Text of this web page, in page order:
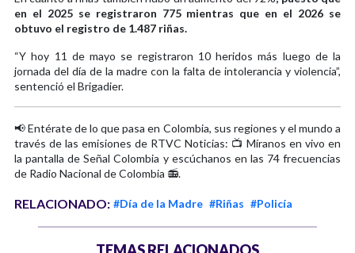
en el 2025 se registraron 775 mientras que en el 2026 se
obtuvo el registro de 1.487 riñas.
“Y hoy 11 de mayo se registraron 10 heridos más luego de la
jornada del día de la madre con la falta de intolerancia y violencia”,
sentenció el Brigadier.
📢 Entérate de lo que pasa en Colombia, sus regiones y el mundo a
través de las emisiones de RTVC Noticias: 📺 Míranos en vivo en
la pantalla de Señal Colombia y escúchanos en las 74 frecuencias
de Radio Nacional de Colombia 📻.
RELACIONADO: #Día de la Madre #Riñas #Policía